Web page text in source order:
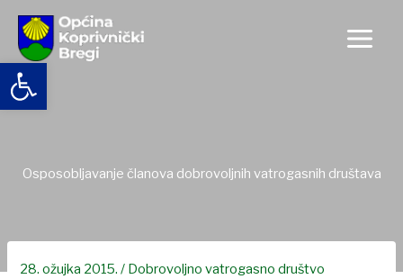
Open toolbar
content
Osposobljavanje članova dobrovoljnih vatrogasnih društava
28. ožujka 2015./ Dobrovoljno vatrogasno društvo